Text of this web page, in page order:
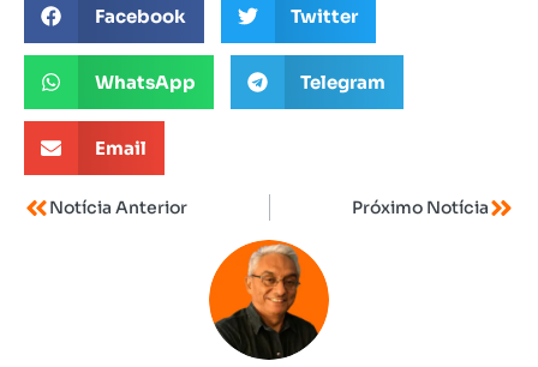
Facebook Twitter
WhatsApp Telegram
Email
Notícia Anterior Próximo Notícia